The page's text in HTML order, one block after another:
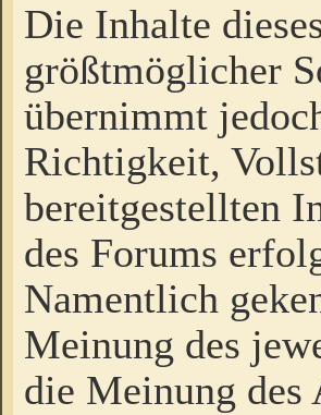
Die Inhalte
größtmöglicher
übernimmt
Richtigkeit,
bereitgestellten
des Forums
Namentlich
Meinung des
die Meinung des